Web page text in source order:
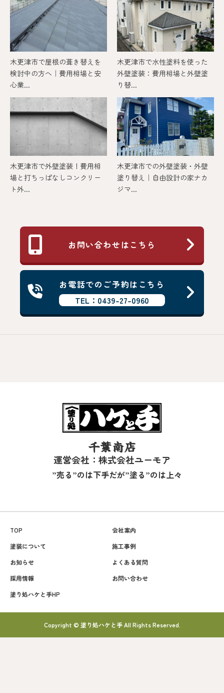
木更津市で屋根の葺き替えを
検討中の方へ｜費用相場と安
心業...
木更津市で水性塗料を使った
外壁塗装：費用相場と外壁塗
り替...
木更津市で外壁塗装！費用相
場と打ちっぱなしコンクリー
ト外...
木更津市での外壁塗装・外壁
塗り替え｜自由設計の家ナカ
ジマ...
お問い合わせはこちら
お電話でのご予約はこちら
TEL：0439-27-0960
千葉南店
運営会社：株式会社ユーモア
”売る”のは下手だが”塗る”のは上々
TOP
会社案内
塗装について
施工事例
お知らせ
よくある質問
採用情報
お問い合わせ
塗り処ハケと手HP
Copyright © 塗り処ハケと手 All Rights Reserved.